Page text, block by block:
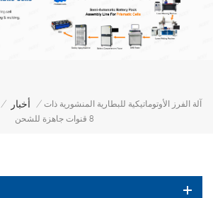
/ أخبار / آلة الفرز الأوتوماتيكية للبطارية المنشورية ذات
8 قنوات جاهزة للشحن